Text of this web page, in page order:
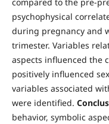
psychophysical
during pregnancy and
trimester. Variables
aspects influenced the
positively influenced
variables associated
were identified.
behavior, symbolic